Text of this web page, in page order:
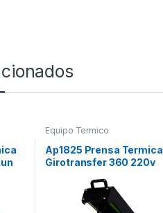
Equipo Termico
Ap1825 Prensa Termica
Girotransfer 360 220v